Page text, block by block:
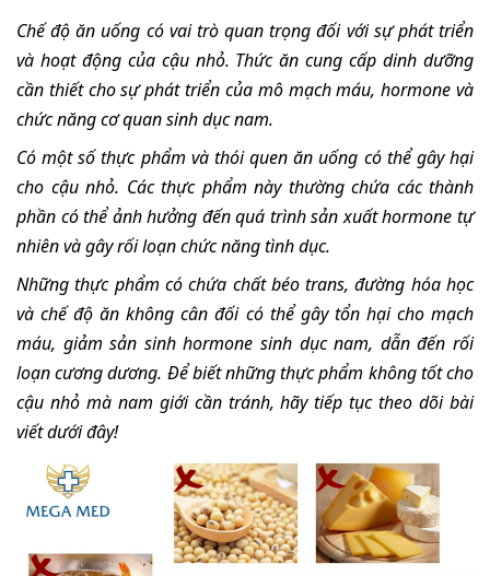
Chế độ ăn uống có vai trò quan trọng đối với sự phát triển
và hoạt động của cậu nhỏ. Thức ăn cung cấp dinh dưỡng
cần thiết cho sự phát triển của mô mạch máu, hormone và
chức năng cơ quan sinh dục nam.
Có một số thực phẩm và thói quen ăn uống có thể gây hại
cho cậu nhỏ. Các thực phẩm này thường chứa các thành
phần có thể ảnh hưởng đến quá trình sản xuất hormone tự
nhiên và gây rối loạn chức năng tình dục.
Những thực phẩm có chứa chất béo trans, đường hóa học
và chế độ ăn không cân đối có thể gây tổn hại cho mạch
máu, giảm sản sinh hormone sinh dục nam, dẫn đến rối
loạn cương dương. Để biết những thực phẩm không tốt cho
cậu nhỏ mà nam giới cần tránh, hãy tiếp tục theo dõi bài
viết dưới đây!